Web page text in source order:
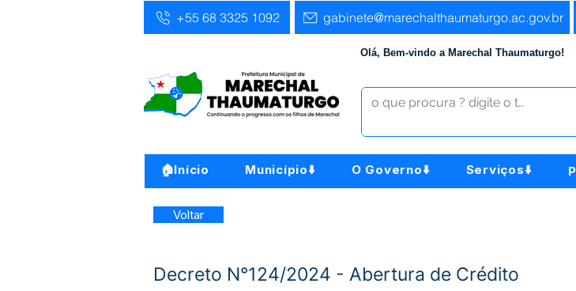
+55 68 3325 1092 gabinete@marechalthaumaturgo.ac.gov.br
Olá, Bem-vindo a Marechal Thaumaturgo!
🏠Início Município⬇️ O Governo⬇️ Serviços⬇️
Voltar
Decreto N°124/2024 - Abertura de Crédito